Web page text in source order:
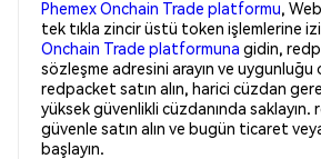
Phemex Onchain Trade platformu,
tek tıkla zincir üstü token işlemlerine
Onchain Trade platformuna gidin,
sözleşme adresini arayın ve uygunluğu
redpacket satın alın, harici cüzdan
yüksek güvenlikli cüzdanında saklayın.
güvenle satın alın ve bugün ticaret
başlayın.